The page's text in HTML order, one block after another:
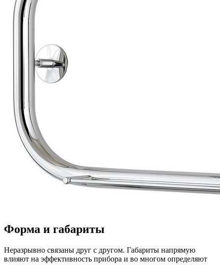
Форма и габариты
Неразрывно связаны друг с другом. Габариты напрямую
влияют на эффективность прибора и во многом определяют